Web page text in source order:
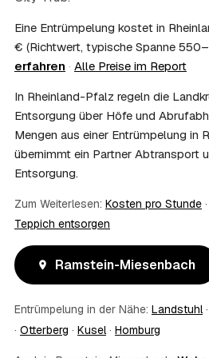
Im Einzelfall ist das möglich —
Wohnungsauflösung im Rahmen
einem vom Amt veranlassten
und holen die Kostenübernahme
Zentrum vermittelt die Entrümpler,
über die Kostenübernahme.
08 Bekomme ich einen
Ja. Die Partner entsorgen über
wichtig zum Beispiel für
oder die eigene Dokumentation.
Nicht zwingend. Viele Kunden in
sind nur zur Übergabe und zum
stimmen Sie direkt mit dem
10 Was ist im Festpreis
Eine Entrümpelung kostet in
€ (Richtwert, typische Spanne
erfahren · Alle Preise im Report
In Rheinland-Pfalz regeln die
Entsorgung über Höfe und
Mengen aus einer Entrümpelung in
übernimmt ein Partner Abtransport
Entsorgung.
Zum Weiterlesen: Kosten pro Stunde ·
Teppich entsorgen
Ramstein-Miesenbach
Entrümpelung in der Nähe: Landstuhl·
· Otterberg · Kusel· Homburg